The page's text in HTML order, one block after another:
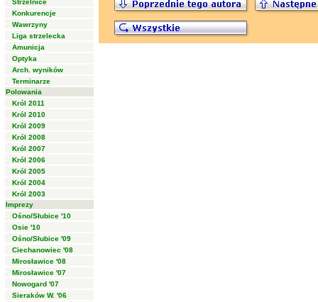
Strzelnice
Konkurencje
Wawrzyny
Liga strzelecka
Amunicja
Optyka
Arch. wyników
Terminarze
Polowania
Król 2011
Król 2010
Król 2009
Król 2008
Król 2007
Król 2006
Król 2005
Król 2004
Król 2003
Imprezy
Ośno/Słubice '10
Osie '10
Ośno/Słubice '09
Ciechanowiec '08
Mirosławice '08
Mirosławice '07
Nowogard '07
Sieraków W. '06